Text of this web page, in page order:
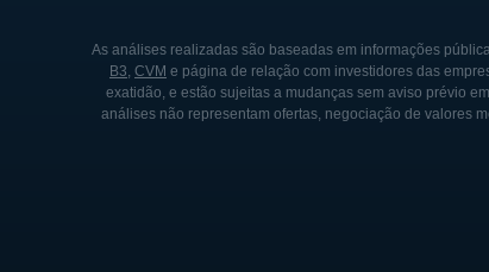
As análises realizadas são baseadas em informações
B3, CVM e página de relação com investidores das
exatidão, e estão sujeitas a mudanças sem aviso prévio
análises não representam ofertas, negociação de valores